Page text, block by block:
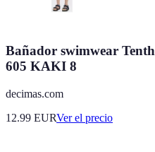
Bañador swimwear
605 KAKI 8
decimas.com
12.99 EURVer el precio